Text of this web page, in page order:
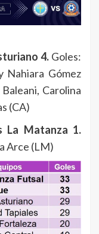
4.Goles:
Nahiara Gómez
Carolina
(CA)
La Matanza 1.
Arce (LM)